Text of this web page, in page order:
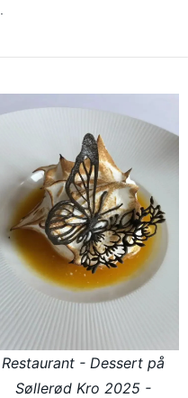
Restaurant - Dessert på
Søllerød Kro 2025 -